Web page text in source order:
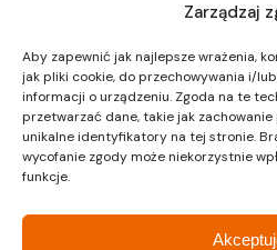
Zarządzaj
Aby zapewnić jak najlepsze wrażenia,
jak pliki cookie, do przechowywania i/
informacji o urządzeniu. Zgoda na te
przetwarzać dane, takie jak
unikalne identyfikatory na tej stronie.
wycofanie zgody może niekorzystnie
funkcje.
Activ
Design by CTL MEDIA |